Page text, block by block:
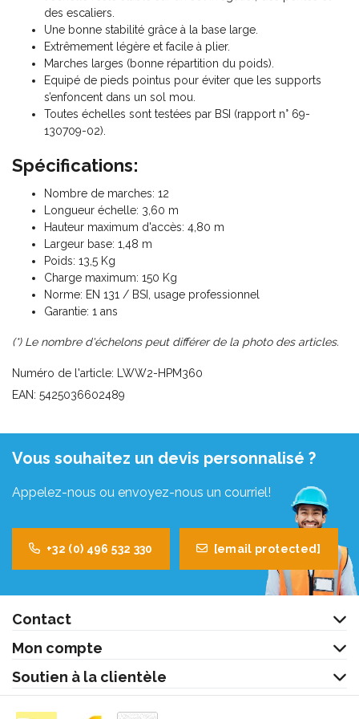
des escaliers.
Une bonne stabilité grâce à la base large.
Extrêmement légère et facile à plier.
Marches larges (bonne répartition du poids).
Equipé de pieds pointus pour éviter que les supports
s’enfoncent dans un sol mou.
Toutes échelles sont testées par BSI (rapport n° 69-
130709-02).
Spécifications:
Nombre de marches: 12
Longueur échelle: 3,60 m
Hauteur maximum d'accès: 4,80 m
Largeur base: 1,48 m
Poids: 13,5 Kg
Charge maximum: 150 Kg
Norme: EN 131 / BSI, usage professionnel
Garantie: 1 ans
(*) Le nombre d'échelons peut différer de la photo des articles.
Numéro de l'article: LWW2-HPM360
EAN: 5425036602489
Vous souhaitez un devis personnalisé ?
Appelez-nous ou envoyez-nous un courriel!
+32 (0) 496 532 330 [email protected]
Contact
Mon compte
Soutien à la clientèle